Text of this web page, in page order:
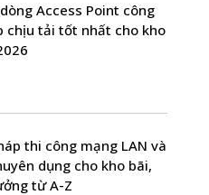
Access Point công
chịu tải tốt nhất cho kho
thi công mạng LAN và
dụng cho kho bãi,
từ A-Z